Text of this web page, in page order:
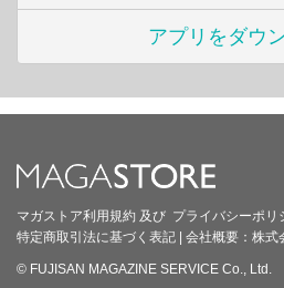
アプリをダウ
マガストア利用規約 及び プライバシーポリ
特定商取引法に基づく表記
会社概要： 株式
© FUJISAN MAGAZINE SERVICE Co., Ltd.